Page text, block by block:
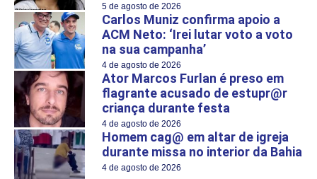
5 de agosto de 2026
Carlos Muniz confirma apoio a
ACM Neto: ‘Irei lutar voto a voto
na sua campanha’
4 de agosto de 2026
Ator Marcos Furlan é preso em
flagrante acusado de estupr@r
criança durante festa
4 de agosto de 2026
Homem cag@ em altar de igreja
durante missa no interior da Bahia
4 de agosto de 2026